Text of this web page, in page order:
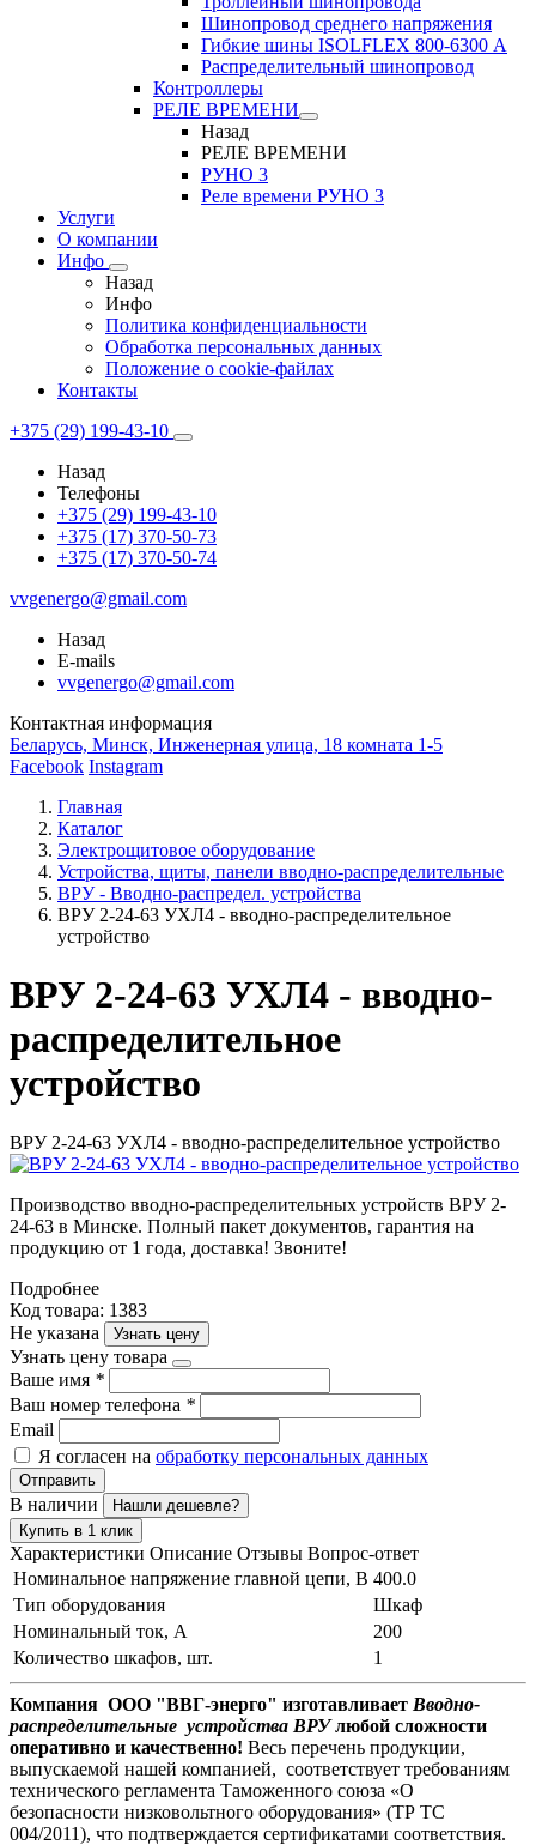
Шинопровод среднего напряжения
Гибкие шины ISOLFLEX 800-6300 А
Распределительный шинопровод
Контроллеры
РЕЛЕ ВРЕМЕНИ
Назад
РЕЛЕ ВРЕМЕНИ
РУНО 3
Реле времени РУНО 3
Услуги
О компании
Инфо
Назад
Инфо
Политика конфиденциальности
Обработка персональных данных
Положение о cookie-файлах
Контакты
+375 (29) 199-43-10
Назад
Телефоны
+375 (29) 199-43-10
+375 (17) 370-50-73
+375 (17) 370-50-74
vvgenergo@gmail.com
Назад
E-mails
vvgenergo@gmail.com
Контактная информация
Беларусь, Минск, Инженерная улица, 18 комната 1-5
Facebook Instagram
Главная
Каталог
Электрощитовое оборудование
Устройства, щиты, панели вводно-распределительные
ВРУ - Вводно-распредел. устройства
ВРУ 2-24-63 УХЛ4 - вводно-распределительное
устройство
ВРУ 2-24-63 УХЛ4 - вводно-
распределительное
устройство
ВРУ 2-24-63 УХЛ4 - вводно-распределительное устройство
Производство вводно-распределительных устройств ВРУ 2-
24-63 в Минске. Полный пакет документов, гарантия на
продукцию от 1 года, доставка! Звоните!
Подробнее
Код товара: 1383
Не указана
Узнать цену
Узнать цену товара
Ваше имя *
Ваш номер телефона *
Email
Я согласен на обработку персональных данных
Отправить
В наличии
Нашли дешевле?
Купить в 1 клик
Характеристики Описание Отзывы Вопрос-ответ
Номинальное напряжение главной цепи, В 400.0
Тип оборудования
Шкаф
Номинальный ток, А
200
Количество шкафов, шт.
1
Компания ООО "ВВГ-энерго" изготавливает Вводно-
распределительные устройства ВРУлюбой сложности
оперативно и качественно! Весь перечень продукции,
выпускаемой нашей компанией, соответствует требованиям
технического регламента Таможенного союза «О
безопасности низковольтного оборудования» (ТР ТС
004/2011), что подтверждается сертификатами соответствия.